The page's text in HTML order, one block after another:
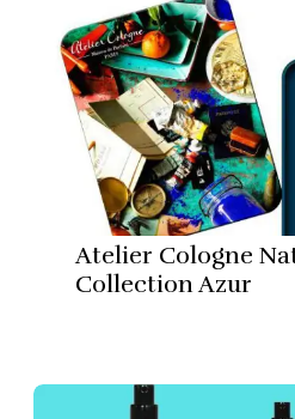
Atelier Cologne
Collection Azur